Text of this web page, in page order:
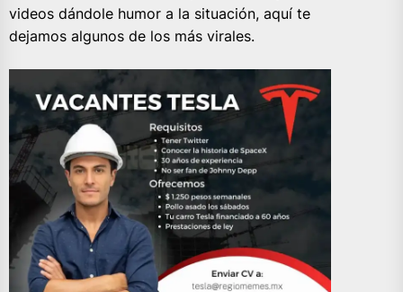
videos dándole humor a la situación, aquí te
dejamos algunos de los más virales.